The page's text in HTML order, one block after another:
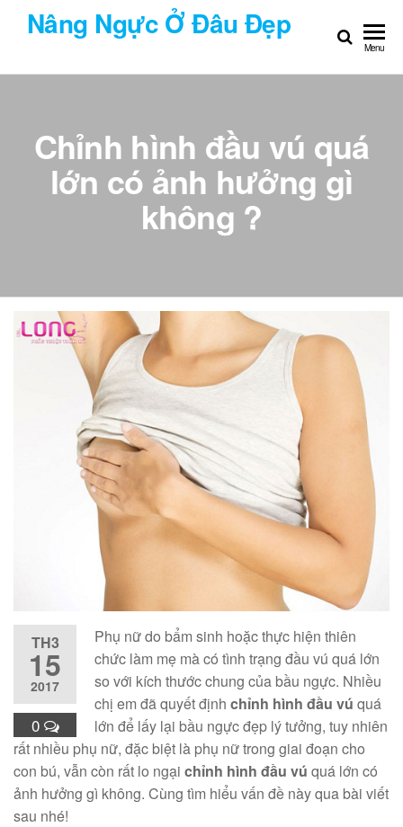
Chuyển
dung
Nâng Ngực Ở Đâu Đẹp
Menu
Chỉnh hình đầu vú quá
lớn có ảnh hưởng gì
không ?
TH3
15
2017
0
Phụ nữ do bẩm sinh hoặc thực hiện thiên
chức làm mẹ mà có tình trạng đầu vú quá lớn
so với kích thước chung của bầu ngực. Nhiều
chị em đã quyết định chỉnh hình đầu vú quá
lớn để lấy lại bầu ngực đẹp lý tưởng, tuy nhiên
rất nhiều phụ nữ, đặc biệt là phụ nữ trong giai đoạn cho
con bú, vẫn còn rất lo ngại chỉnh hình đầu vú quá lớn có
ảnh hưởng gì không. Cùng tìm hiểu vấn đề này qua bài viết
sau nhé!